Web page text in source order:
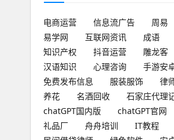
电商运营 信息流广告 周易
易学网
互联网资讯 成语
知识产权
抖音运营 雕龙客
汉语知识
心理咨询 手游安
免费发布信息
服装服饰 律
养花
名酒回收 石家庄代理
chatGPT国内版
chatGPT官网
礼品厂
舟舟培训 IT教程